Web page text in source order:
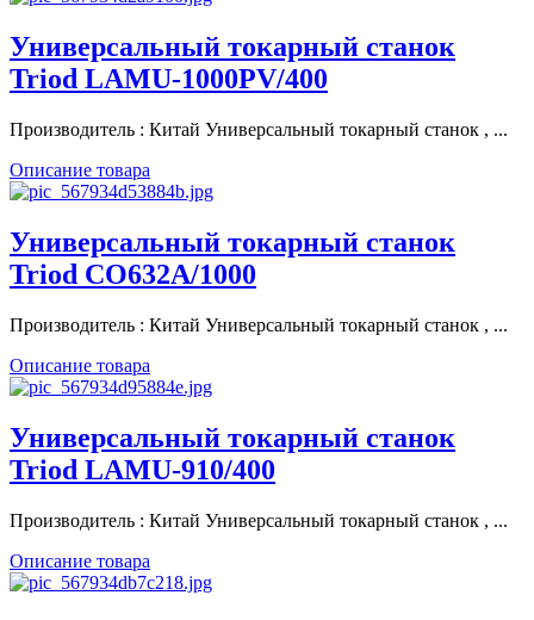
Универсальный токарный станок
Triod LAMU-1000PV/400
Производитель : Китай Универсальный токарный станок , ...
Описание товара
Универсальный токарный станок
Triod CO632A/1000
Производитель : Китай Универсальный токарный станок , ...
Описание товара
Универсальный токарный станок
Triod LAMU-910/400
Производитель : Китай Универсальный токарный станок , ...
Описание товара